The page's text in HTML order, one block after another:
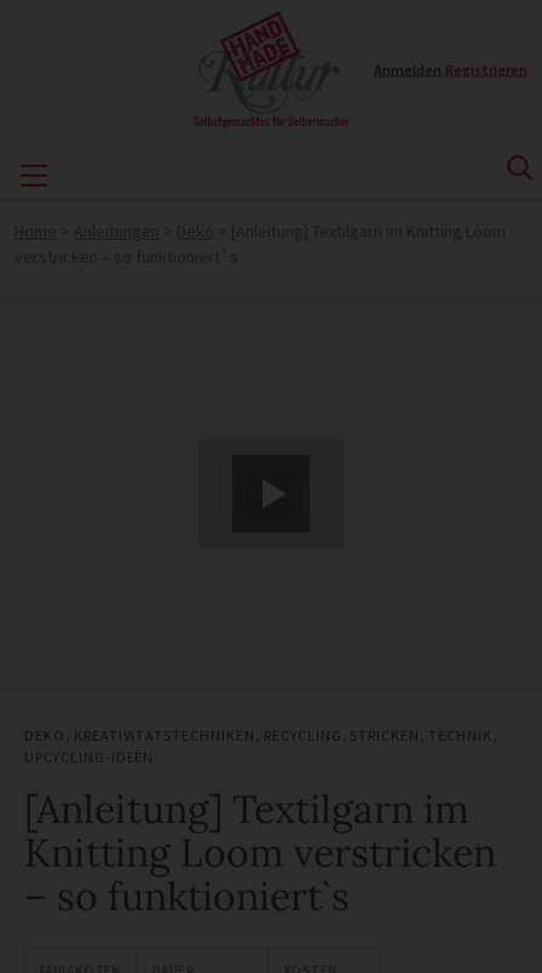
Anmelden Registrieren
DEKO KREATIVITÄTSTECHNIKEN RECYCLING STRICKEN TECHNIK
UPCYCLING-IDEEN
[Anleitung] Textilgarn im
Knitting Loom verstricken
– so funktioniert`s